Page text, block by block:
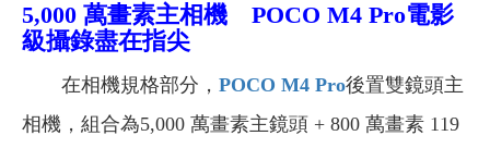
5,000 萬畫素主相機 POCO M4 Pro電影
級攝錄盡在指尖
在相機規格部分， POCO M4 Pro後置雙鏡頭主
相機，組合為5,000 萬畫素主鏡頭 + 800 萬畫素 119